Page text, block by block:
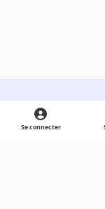
Light ModeDark ModeSystem
Se connecter